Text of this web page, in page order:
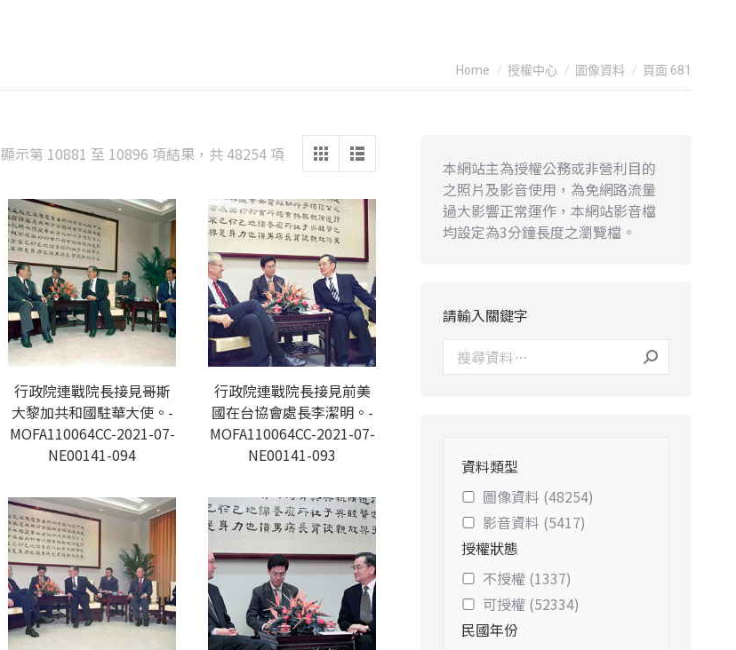
You are here:
Home 授權中心 圖像資料 頁面 681
顯示第 10881 至 10896 項結果，共 48254 項 Sorted
latest
行政院連戰院長接見哥斯
大黎加共和國駐華大使。-
MOFA110064CC-2021-07-
NE00141-094
行政院連戰院長接見前美
國在台協會處長李潔明。-
MOFA110064CC-2021-07-
NE00141-093
本網站主為授權公務或非營利目的
之照片及影音使用，為免網路流量
過大影響正常運作，本網站影音檔
均設定為3分鐘長度之瀏覽檔。
請輸入關鍵字
資料類型
圖像資料 (48254)
影音資料 (5417)
授權狀態
不授權 (1337)
可授權 (52334)
民國年份